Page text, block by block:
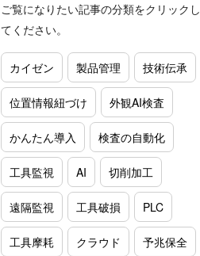
ご覧になりたい記事の分類をクリックし
てください。
カイゼン 製品管理 技術伝承
位置情報紐づけ 外観AI検査
かんたん導入 検査の自動化
工具監視 AI 切削加工
遠隔監視 工具破損 PLC
工具摩耗 クラウド 予兆保全